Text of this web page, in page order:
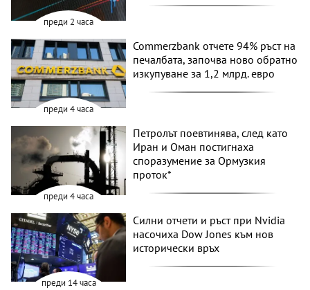
преди 2 часа
преди 4 часа
Commerzbank отчете 94% ръст на
печалбата, започва ново обратно
изкупуване за 1,2 млрд. евро
преди 4 часа
Петролът поевтинява, след като
Иран и Оман постигнаха
споразумение за Ормузкия
проток*
преди 14 часа
Силни отчети и ръст при Nvidia
насочиха Dow Jones към нов
исторически връх